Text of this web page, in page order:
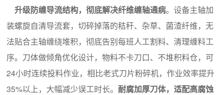
升级防缠导流结构，彻底解决纤维缠轴通病。设备主轴加
装螺旋自清导流套，切碎掉落的秸秆、杂草、菌渣纤维，无
法贴合主轴缠绕堆积，彻底告别每班人工割料、清理缠料工
序。刀体做倾角优化设计，物料不卡刀口、不堆积料仓，可
24小时连续投料作业，相比老式刀片粉碎机，作业效率提升
35%以上，大幅减少误工时长。耐腐加厚刀体，适配高腐蚀